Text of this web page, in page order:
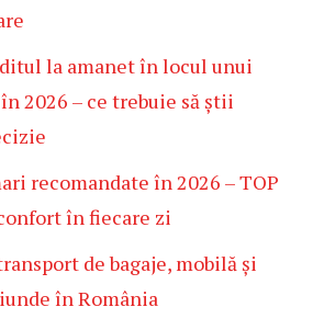
la amanet în locul unui
2026 – ce trebuie să știi
recomandate în 2026 – TOP
în fiecare zi
de bagaje, mobilă și
în România